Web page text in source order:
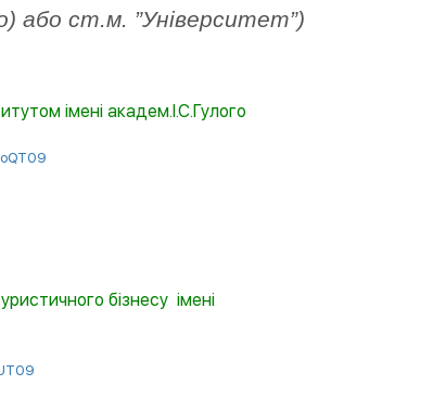
або ст.м. ”Університет”)
імені академ.І.С.Гулого
09
бізнесу імені
09